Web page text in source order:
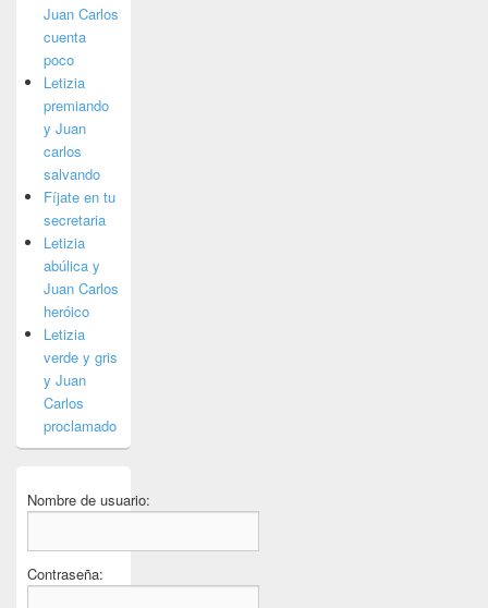
Juan Carlos
cuenta
poco
Letizia
premiando
y Juan
carlos
salvando
Fíjate en tu
secretaria
Letizia
abúlica y
Juan Carlos
heróico
Letizia
verde y gris
y Juan
Carlos
proclamado
Nombre de usuario:
Contraseña: